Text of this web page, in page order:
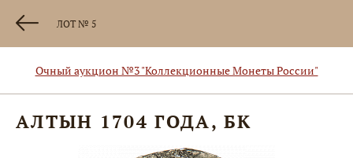
ЛОТ № 5
Очный аукцион №3 "Коллекционные Монеты России"
АЛТЫН 1704 ГОДА, БК